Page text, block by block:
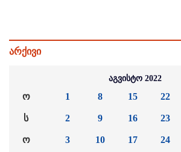
არქივი
აგვისტო 2022
ო
ს
ო
1
2
3
8
9
10
15
16
17
22
23
24